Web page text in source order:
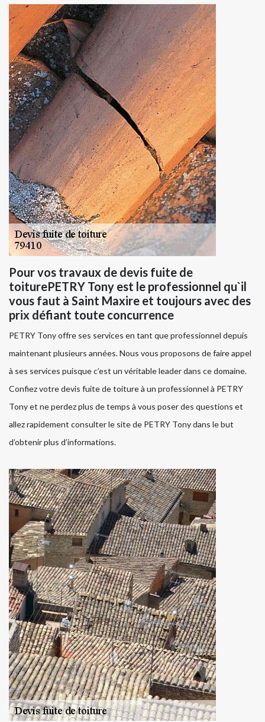
Pour vos travaux de devis fuite de
toiturePETRY Tony est le professionnel qu`il
vous faut à Saint Maxire et toujours avec des
prix défiant toute concurrence
PETRY Tony offre ses services en tant que professionnel depuis
maintenant plusieurs années. Nous vous proposons de faire appel
à ses services puisque c’est un véritable leader dans ce domaine.
Confiez votre devis fuite de toiture à un professionnel à PETRY
Tony et ne perdez plus de temps à vous poser des questions et
allez rapidement consulter le site de PETRY Tony dans le but
d’obtenir plus d’informations.